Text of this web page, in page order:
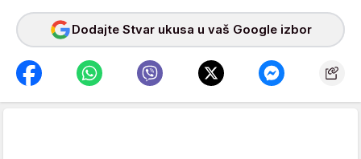
Dodajte Stvar ukusa u vaš Google izbor